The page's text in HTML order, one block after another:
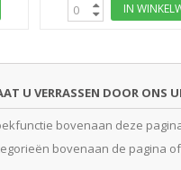
IN
U VERRASSEN DOOR ONS
bovenaan deze
bovenaan de pagina